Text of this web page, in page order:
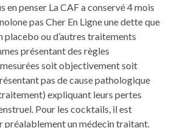
en penser La CAF a conservé 4 mois
pas Cher En Ligne une dette que
placebo ou d’autres traitements
présentant des règles
soit objectivement soit
pas de cause pathologique
expliquant leurs pertes
Pour les cocktails, il est
préalablement un médecin traitant.